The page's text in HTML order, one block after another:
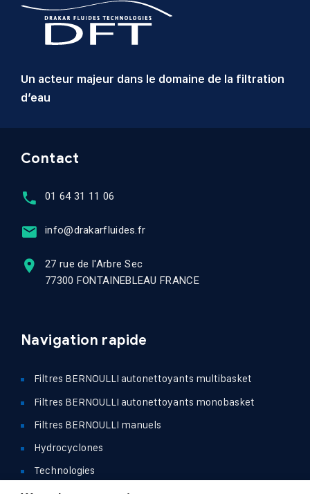
Un acteur majeur dans le domaine de la filtration
d’eau
Contact
01 64 31 11 06
info@drakarfluides.fr
27 rue de l'Arbre Sec
77300 FONTAINEBLEAU FRANCE
Navigation rapide
Filtres BERNOULLI autonettoyants multibasket
Filtres BERNOULLI autonettoyants monobasket
Filtres BERNOULLI manuels
Hydrocyclones
Technologies